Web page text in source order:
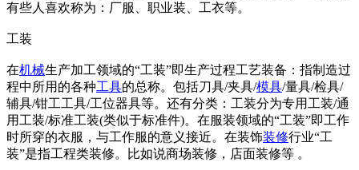
有些人喜欢称为：厂服、职业装、工衣等。
工装
在机械生产加工领域的“工装”即生产过程工艺装备：指制造过
程中所用的各种工具的总称。包括刀具/夹具/模具/量具/检具/
辅具/钳工工具/工位器具等。还有分类：工装分为专用工装/通
用工装/标准工装(类似于标准件)。在服装领域的“工装”即工作
时所穿的衣服，与工作服的意义接近。在装饰装修行业“工
装”是指工程类装修。比如说商场装修，店面装修等 。